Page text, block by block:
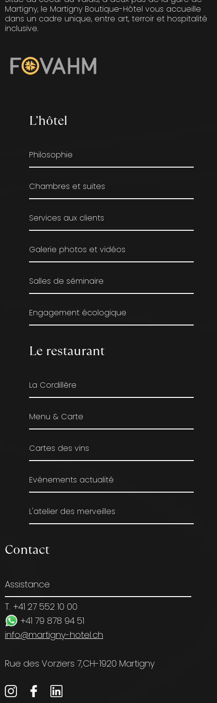
Martigny, le Martigny Boutique-Hôtel vous accueille
dans un cadre unique, entre art, terroir et hospitalité
inclusive.
L’hôtel
Philosophie
Chambres et suites
Services aux clients
Galerie photos et vidéos
Salles de séminaire
Engagement écologique
Le restaurant
La Cordillère
Menu & Carte
Cartes des vins
Evénements actualité
L'atelier des merveilles
Contact
Assistance
T. +41 27 552 10 00
+41 79 878 94 51
info@martigny-hotel.ch
Rue des Vorziers 7,CH-1920 Martigny